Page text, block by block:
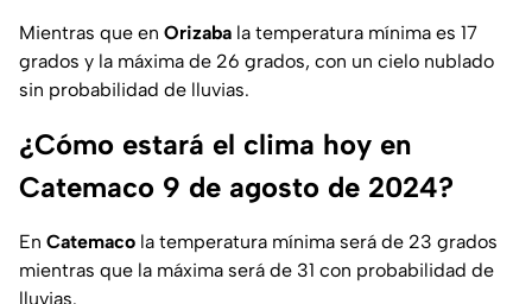
Mientras que en Orizaba la temperatura mínima es 17
grados y la máxima de 26 grados, con un cielo nublado
sin probabilidad de lluvias.
¿Cómo estará el clima hoy en
Catemaco 9 de agosto de 2024?
En Catemaco la temperatura mínima será de 23 grados
mientras que la máxima será de 31 con probabilidad de
lluvias.